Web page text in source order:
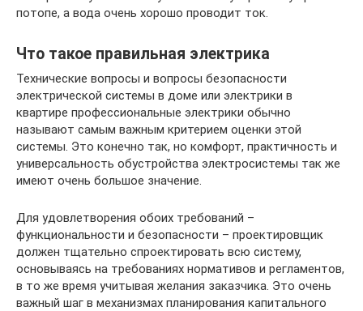
потопе, а вода очень хорошо проводит ток.
Что такое правильная электрика
Технические вопросы и вопросы безопасности
электрической системы в доме или электрики в
квартире профессиональные электрики обычно
называют самым важным критерием оценки этой
системы. Это конечно так, но комфорт, практичность и
универсальность обустройства электросистемы так же
имеют очень большое значение.
Для удовлетворения обоих требований –
функциональности и безопасности – проектировщик
должен тщательно спроектировать всю систему,
основываясь на требованиях нормативов и регламентов,
в то же время учитывая желания заказчика. Это очень
важный шаг в механизмах планирования капитального